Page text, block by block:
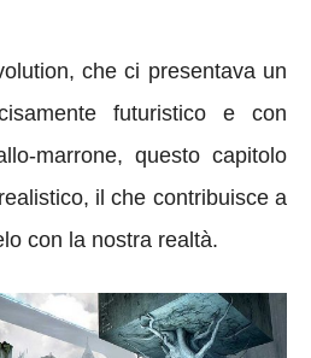
che ci presentava un
futuristico e con
marrone, questo capitolo
il che contribuisce a
con la nostra realtà.